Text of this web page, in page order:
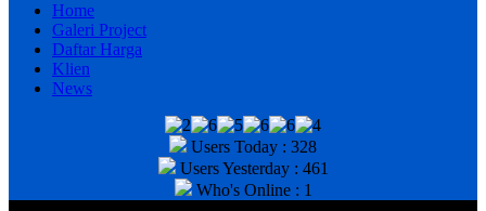
Home
Galeri Project
Daftar Harga
Klien
News
Users Today : 328
Users Yesterday : 461
Who's Online : 1